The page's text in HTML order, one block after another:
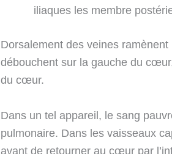
iliaques les membre
Dorsalement des veines
débouchent sur la gauche du
du cœur.
Dans un tel appareil, le sang
pulmonaire. Dans les vaisseaux
avant de retourner au cœur par